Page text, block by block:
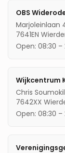
OBS
Marjoleinlaan
7641EN
Open: 08:30 –
Wijkcentrum
Chris
7642XX
Open: 08:30 –